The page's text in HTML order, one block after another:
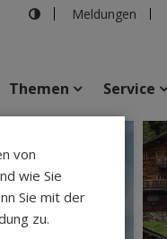
Meldungen
Veranstaltungen
Themen Service
von
wie Sie
Sie mit der
zu.